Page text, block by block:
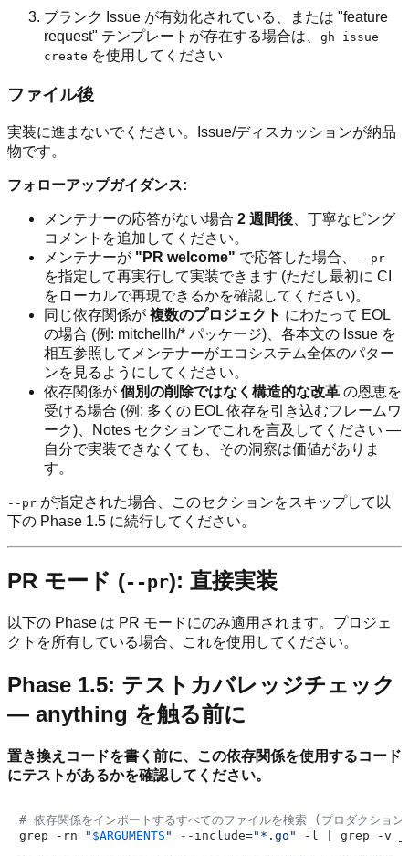
ブランク Issue が有効化されている、または "feature
request" テンプレートが存在する場合は、 gh issue
create を使用してください
ファイル後
実装に進まないでください。Issue/ディスカッションが納品
物です。
フォローアップガイダンス:
メンテナーの応答がない場合 2 週間後、丁寧なピング
コメントを追加してください。
メンテナーが "PR welcome" で応答した場合、 --pr
を指定して再実行して実装できます (ただし最初に CI
をローカルで再現できるかを確認してください)。
同じ依存関係が 複数のプロジェクト にわたって EOL
の場合 (例: mitchellh/* パッケージ)、各本文の Issue を
相互参照してメンテナーがエコシステム全体のパター
ンを見るようにしてください。
依存関係が 個別の削除ではなく構造的な改革 の恩恵を
受ける場合 (例: 多くの EOL 依存を引き込むフレームワ
ーク)、Notes セクションでこれを言及してください —
自分で実装できなくても、その洞察は価値がありま
す。
--pr が指定された場合、このセクションをスキップして以
下の Phase 1.5 に続行してください。
PR モード (--pr): 直接実装
以下の Phase は PR モードにのみ適用されます。プロジェ
クトを所有している場合、これを使用してください。
Phase 1.5: テストカバレッジチェック
— anything を触る前に
置き換えコードを書く前に、この依存関係を使用するコード
にテストがあるかを確認してください。
# 依存関係をインポートするすべてのファイルを検索 (プロダクショ
grep -rn
" $ARGUMENTS " --include="*.go" -l | grep -v